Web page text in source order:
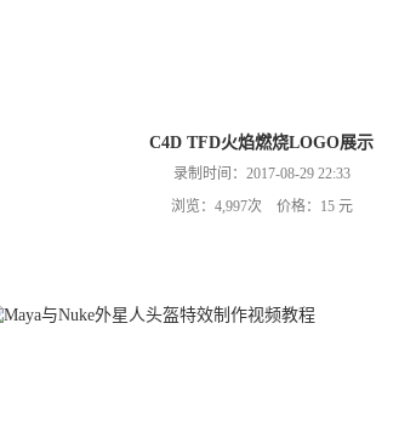
C4D TFD火焰燃烧LOGO展示
录制时间：2017-08-29 22:33
浏览：4,997次 价格：15 元